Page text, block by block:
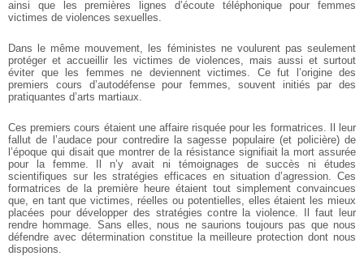
ainsi que les premières lignes d’écoute téléphonique pour femmes
victimes de violences sexuelles.
Dans le même mouvement, les féministes ne voulurent pas seulement
protéger et accueillir les victimes de violences, mais aussi et surtout
éviter que les femmes ne deviennent victimes. Ce fut l’origine des
premiers cours d’autodéfense pour femmes, souvent initiés par des
pratiquantes d’arts martiaux.
Ces premiers cours étaient une affaire risquée pour les formatrices. Il leur
fallut de l’audace pour contredire la sagesse populaire (et policière) de
l’époque qui disait que montrer de la résistance signifiait la mort assurée
pour la femme. Il n’y avait ni témoignages de succès ni études
scientifiques sur les stratégies efficaces en situation d’agression. Ces
formatrices de la première heure étaient tout simplement convaincues
que, en tant que victimes, réelles ou potentielles, elles étaient les mieux
placées pour développer des stratégies contre la violence. Il faut leur
rendre hommage. Sans elles, nous ne saurions toujours pas que nous
défendre avec détermination constitue la meilleure protection dont nous
disposions.